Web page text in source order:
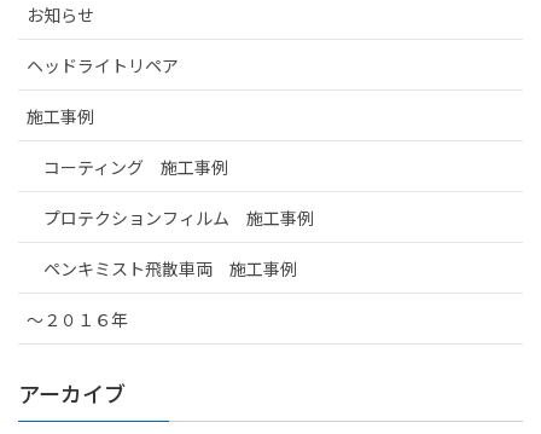
お知らせ
ヘッドライトリペア
施工事例
コーティング 施工事例
プロテクションフィルム 施工事例
ペンキミスト飛散車両 施工事例
～２０１６年
アーカイブ